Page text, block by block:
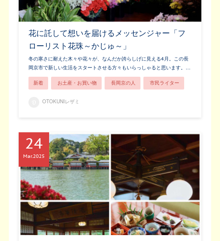
花に託して想いを届けるメッセンジャー「フ
ローリスト花珠～かじゅ～」
冬の寒さに耐えた木々や花々が、なんだか誇らしげに見える4月。この長
岡京市で新しい生活をスタートさせる方々もいらっしゃると思います。…
新着 お土産・お買い物 長岡京の人 市民ライター
OTOKUNIレザミ
24
Mar2025